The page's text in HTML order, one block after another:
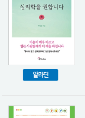
알라딘